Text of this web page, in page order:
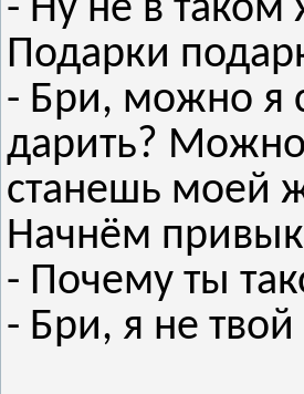
- Ну не в таком
Подарки
- Бри, можно я
дарить? Можно
станешь моей
Начнём
- Почему ты
- Бри, я не